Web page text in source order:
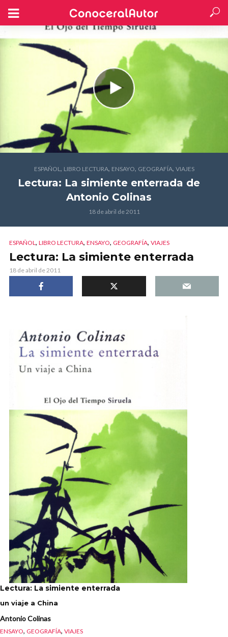
ESPAÑOL, LIBRO LECTURA, ENSAYO, GEOGRAFÍA, VIAJES
Lectura: La simiente enterrada de
Antonio Colinas
18 de abril de 2011
ESPAÑOL, LIBRO LECTURA, ENSAYO, GEOGRAFÍA, VIAJES
Lectura: La simiente enterrada
18 de abril de 2011
Lectura: La simiente enterrada
un viaje a China
Antonio Colinas
ENSAYO, GEOGRAFÍA, VIAJES